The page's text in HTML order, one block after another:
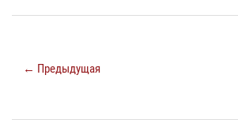
← Предыдущая